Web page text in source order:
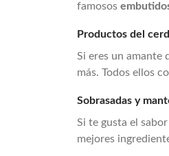
famosos
Productos del
Si eres un amante
más. Todos ellos
Sobrasadas y
Si te gusta el
mejores